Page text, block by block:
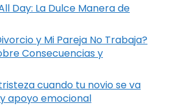
Day: La Dulce Manera de
y Mi Pareja No Trabaja?
Consecuencias y
cuando tu novio se va
apoyo emocional